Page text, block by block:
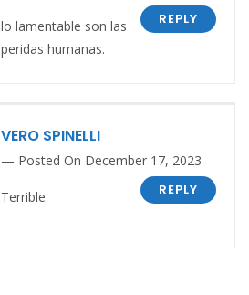
REPLY
lo lamentable son las
peridas humanas.
VERO SPINELLI
Posted On December 17, 2023
REPLY
Terrible.